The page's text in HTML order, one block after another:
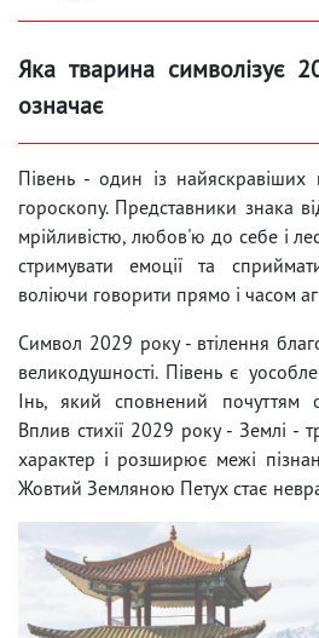
Яка тварина символізує
означає
Півень - один із найяскравіших
гороскопу. Представники знака
мрійливістю, любов'ю до себе і
стримувати емоції та
воліючи говорити прямо і часом
Символ 2029 року - втілення
великодушності. Півень є
Інь, який сповнений почуттям
Вплив стихії 2029 року - Землі -
характер і розширює межі
Жовтий Земляною Петух стає